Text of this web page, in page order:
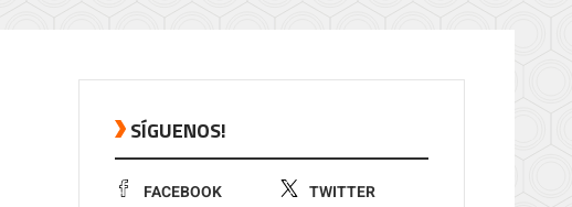
SÍGUENOS!
FACEBOOK TWITTER